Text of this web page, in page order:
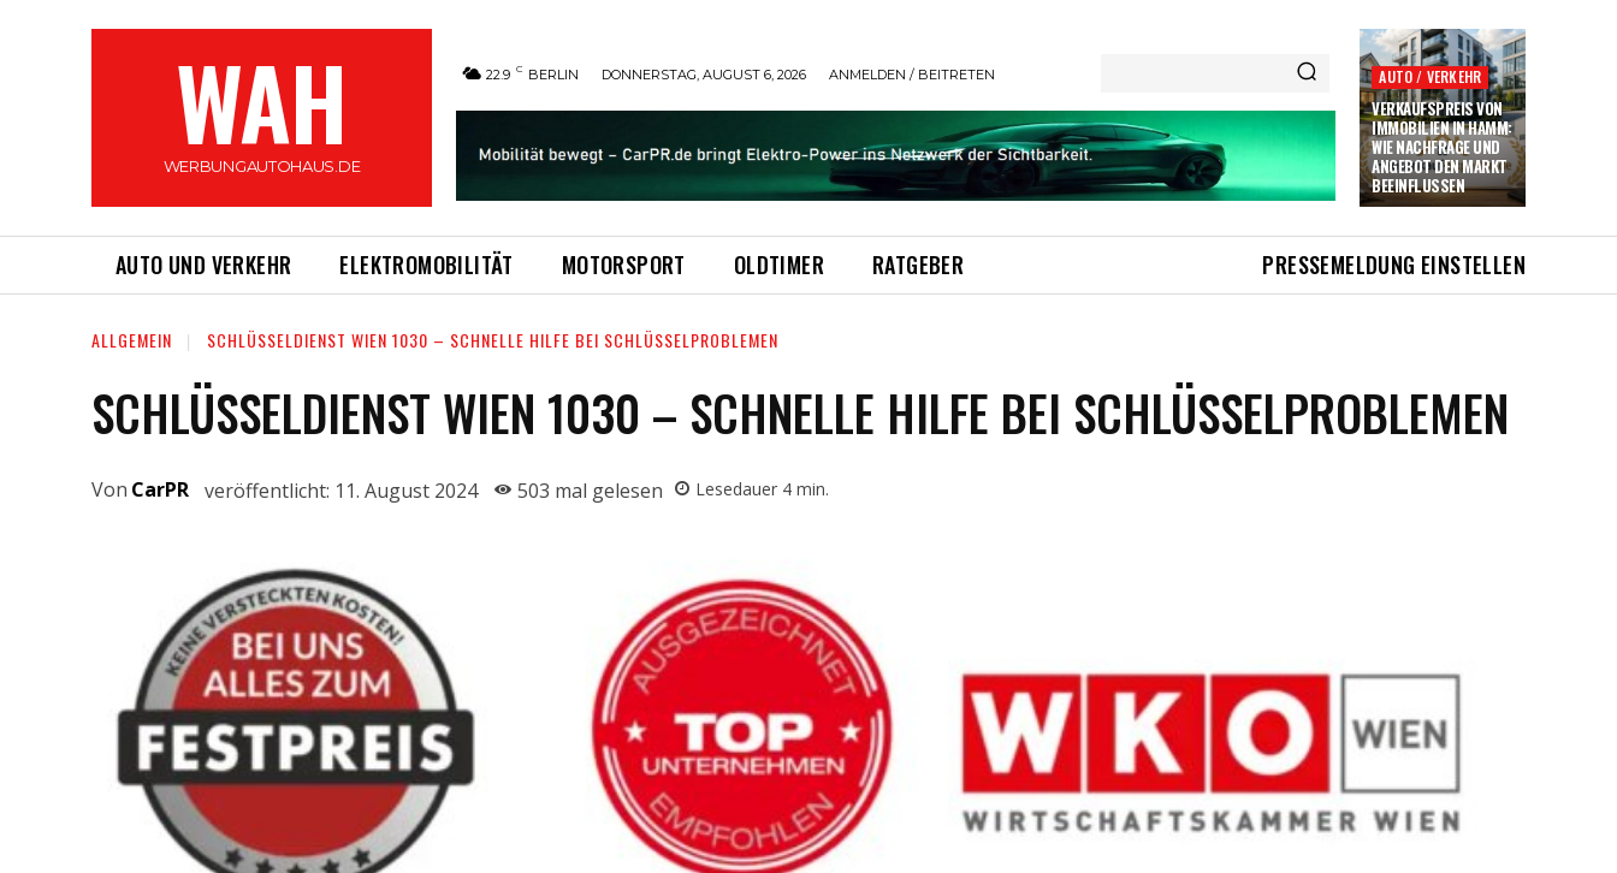
WAH
WERBUNGAUTOHAUS.DE
22.9 C BERLIN DONNERSTAG, AUGUST 6, 2026 ANMELDEN / BEITRETEN AUTO / VERKEHR
VERKAUFSPREIS VON
IMMOBILIEN IN HAMM:
WIE NACHFRAGE UND
ANGEBOT DEN MARKT
BEEINFLUSSEN
AUTO UND VERKEHR ELEKTROMOBILITÄT MOTORSPORT OLDTIMER RATGEBER PRESSEMELDUNG EINSTELLEN
ALLGEMEIN SCHLÜSSELDIENST WIEN 1030 – SCHNELLE HILFE BEI SCHLÜSSELPROBLEMEN
SCHLÜSSELDIENST WIEN 1030 – SCHNELLE HILFE BEI SCHLÜSSELPROBLEMEN
Von CarPR veröffentlicht: 11. August 2024 503 mal gelesen Lesedauer 4 min.